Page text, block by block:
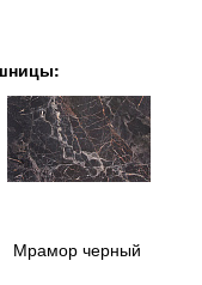
Мрамор черный